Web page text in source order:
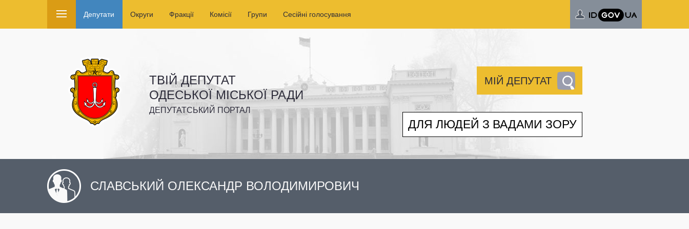
Депутати Округи Фракції Комісії Групи Сесійні голосування
ТВІЙ ДЕПУТАТ
ОДЕСЬКОЇ МІСЬКОЇ РАДИ
ДЕПУТАТСЬКИЙ ПОРТАЛ
МІЙ ДЕПУТАТ
ДЛЯ ЛЮДЕЙ З ВАДАМИ ЗОРУ
СЛАВСЬКИЙ ОЛЕКСАНДР ВОЛОДИМИРОВИЧ